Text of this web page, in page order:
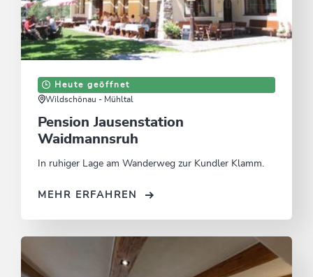
Heute geöffnet
Wildschönau - Mühltal
Pension Jausenstation
Waidmannsruh
In ruhiger Lage am Wanderweg zur Kundler Klamm.
MEHR ERFAHREN